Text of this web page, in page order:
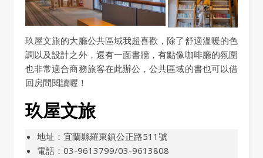
玖屋文旅的大廳公共區域我超喜歡，除了舒適溫暖的色
調以及設計之外，還有一面書牆，有點像咖啡廳的氛圍
也非常適合商務旅客在此辦公，公共區域的書也可以借
回房間閱讀喔！
玖屋文旅
地址：宜蘭縣羅東鎮公正路511號
電話：03-9613799/03-9613808